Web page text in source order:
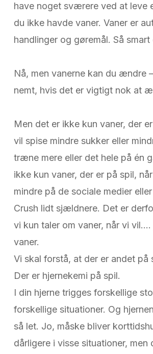
have noget sværere ved at leve
du ikke havde vaner. Vaner er
handlinger og gøremål. Så smart
Nå, men vanerne kan du ændre
nemt, hvis det er vigtigt nok at
Men det er ikke kun vaner, der
vil spise mindre sukker eller
træne mere eller det hele på én
ikke kun vaner, der er på spil,
mindre på de sociale medier
Crush lidt sjældnere. Det er
vi kun taler om vaner, når vi
vaner.
Vi skal forstå, at der er andet på
Der er hjernekemi på spil.
I din hjerne trigges forskellige
forskellige situationer. Og
så let. Jo, måske bliver
dårligere i visse situationer, men